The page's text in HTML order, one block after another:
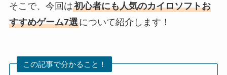
そこで、今回は初心者にも人気のカイロソフトお
すすめゲーム7選について紹介します！
この記事で分かること！